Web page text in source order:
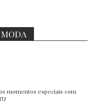
momentos especiais com